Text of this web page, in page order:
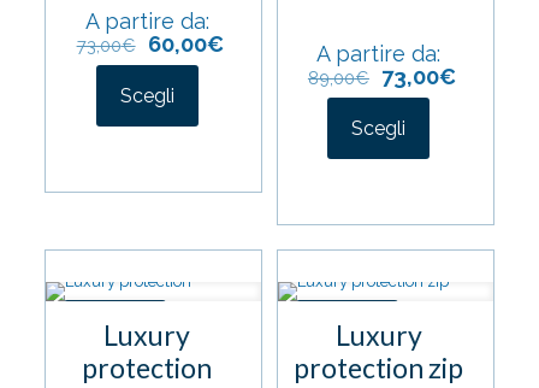
A partire da:
73,00€ 60,00€
Scegli
Questo
più
possono
essere
scelte
pagina
A partire da:
89,00€ 73,00€
Scegli
Questo
più
varianti.
opzioni
essere
scelte
Luxury
protection
Luxury
protection zip